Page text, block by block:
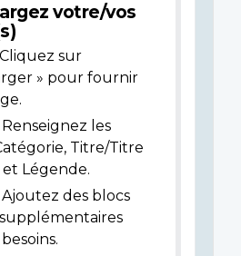
votre/vos
Cliquez sur
» pour fournir
Renseignez les
Titre/Titre
Légende.
Ajoutez des blocs